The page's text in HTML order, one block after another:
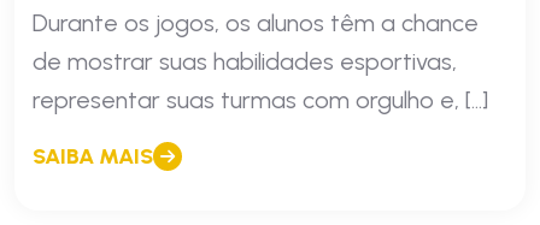
Durante os jogos, os alunos têm a chance
de mostrar suas habilidades esportivas,
representar suas turmas com orgulho e, […]
SAIBA MAIS